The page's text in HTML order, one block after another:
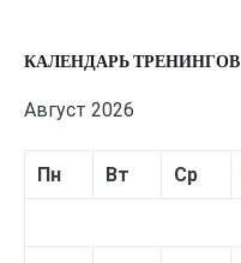
КАЛЕНДАРЬ ТРЕНИНГОВ
Август 2026
Пн Вт Ср